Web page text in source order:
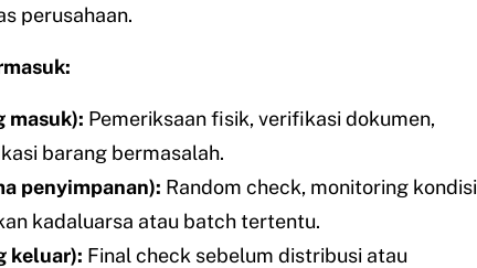
perusahaan.
masuk): Pemeriksaan fisik, verifikasi dokumen,
barang bermasalah.
penyimpanan): Random check, monitoring kondisi
kadaluarsa atau batch tertentu.
keluar): Final check sebelum distribusi atau